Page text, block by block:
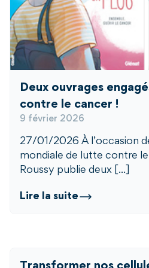
Deux ouvrages
contre le cancer !
9 février 2026
27/01/2026 À l’occasion
mondiale de lutte contre
Roussy publie deux [...]
Lire la suite